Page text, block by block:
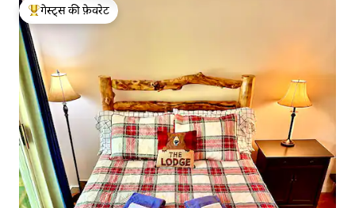
गेस्ट्स का टॉप फ़ेवरेट
गेस्ट्स की फ़ेवरेट